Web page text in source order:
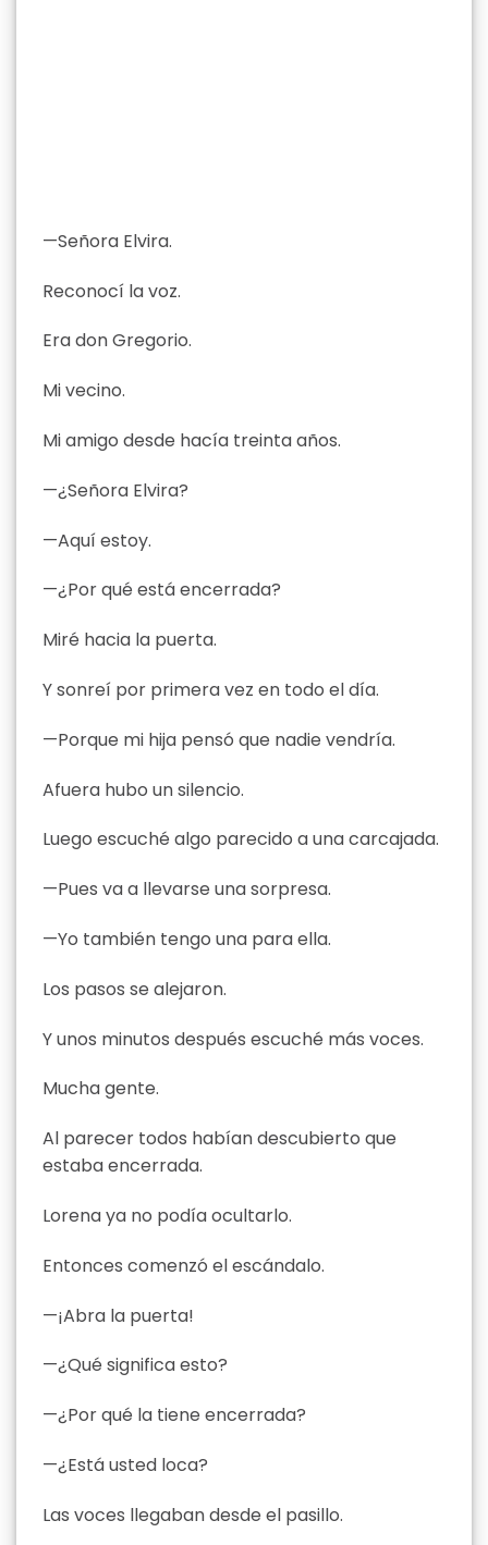
—Señora Elvira.
Reconocí la voz.
Era don Gregorio.
Mi vecino.
Mi amigo desde hacía treinta años.
—¿Señora Elvira?
—Aquí estoy.
—¿Por qué está encerrada?
Miré hacia la puerta.
Y sonreí por primera vez en todo el día.
—Porque mi hija pensó que nadie vendría.
Afuera hubo un silencio.
Luego escuché algo parecido a una carcajada.
—Pues va a llevarse una sorpresa.
—Yo también tengo una para ella.
Los pasos se alejaron.
Y unos minutos después escuché más voces.
Mucha gente.
Al parecer todos habían descubierto que
estaba encerrada.
Lorena ya no podía ocultarlo.
Entonces comenzó el escándalo.
—¡Abra la puerta!
—¿Qué significa esto?
—¿Por qué la tiene encerrada?
—¿Está usted loca?
Las voces llegaban desde el pasillo.